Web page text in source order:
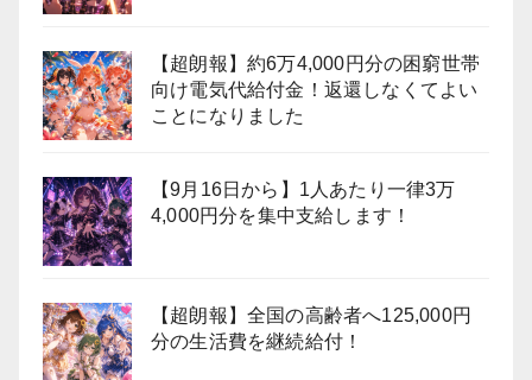
【超朗報】約6万4,000円分の困窮世帯
向け電気代給付金！返還しなくてよい
ことになりました
【9月16日から】1人あたり一律3万
4,000円分を集中支給します！
【超朗報】全国の高齢者へ125,000円
分の生活費を継続給付！